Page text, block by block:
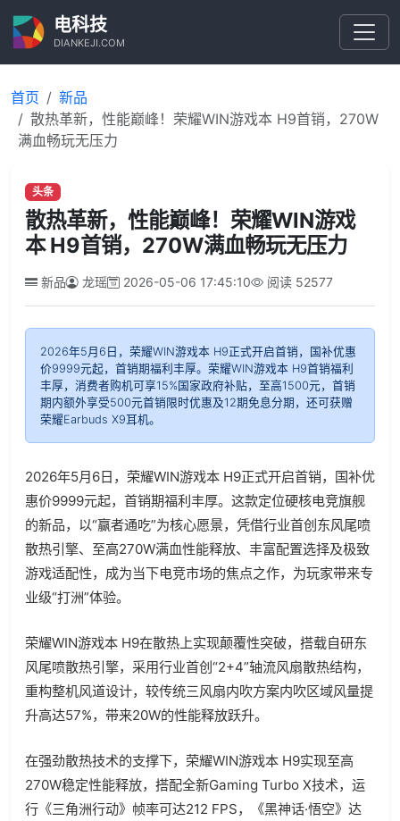
电科技
DIANKEJI.COM
首页
新品
散热革新，性能巅峰！荣耀WIN游戏本 H9首销，270W
满血畅玩无压力
头条
散热革新，性能巅峰！荣耀WIN游戏
本 H9首销，270W满血畅玩无压力
新品 龙瑶 2026-05-06 17:45:10 阅读 52577
2026年5月6日，荣耀WIN游戏本 H9正式开启首销，国补优惠
价9999元起，首销期福利丰厚。荣耀WIN游戏本 H9首销福利
丰厚，消费者购机可享15%国家政府补贴，至高1500元，首销
期内额外享受500元首销限时优惠及12期免息分期，还可获赠
荣耀Earbuds X9耳机。
2026年5月6日，荣耀WIN游戏本 H9正式开启首销，国补优
惠价9999元起，首销期福利丰厚。这款定位硬核电竞旗舰
的新品，以“赢者通吃”为核心愿景，凭借行业首创东风尾喷
散热引擎、至高270W满血性能释放、丰富配置选择及极致
游戏适配性，成为当下电竞市场的焦点之作，为玩家带来专
业级“打洲”体验。
荣耀WIN游戏本 H9在散热上实现颠覆性突破，搭载自研东
风尾喷散热引擎，采用行业首创“2+4”轴流风扇散热结构，
重构整机风道设计，较传统三风扇内吹方案内吹区域风量提
升高达57%，带来20W的性能释放跃升。
在强劲散热技术的支撑下，荣耀WIN游戏本 H9实现至高
270W稳定性能释放，搭配全新Gaming Turbo X技术，运
行《三角洲行动》帧率可达212 FPS，《黑神话·悟空》达